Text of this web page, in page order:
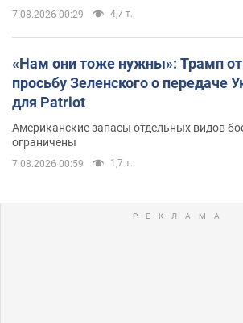
7.08.2026 00:29 4,7 т.
«Нам они тоже нужны»: Трамп
просьбу Зеленского о передаче
для Patriot
Американские запасы отдельных видов
ограничены
7.08.2026 00:59 1,7 т.